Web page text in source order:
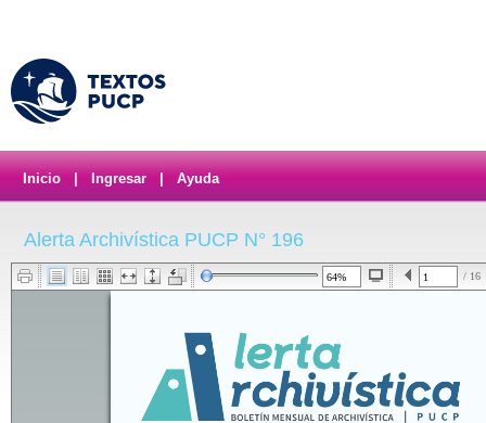
Inicio Ingresar Ayuda
Alerta Archivística PUCP N° 196
/ 16